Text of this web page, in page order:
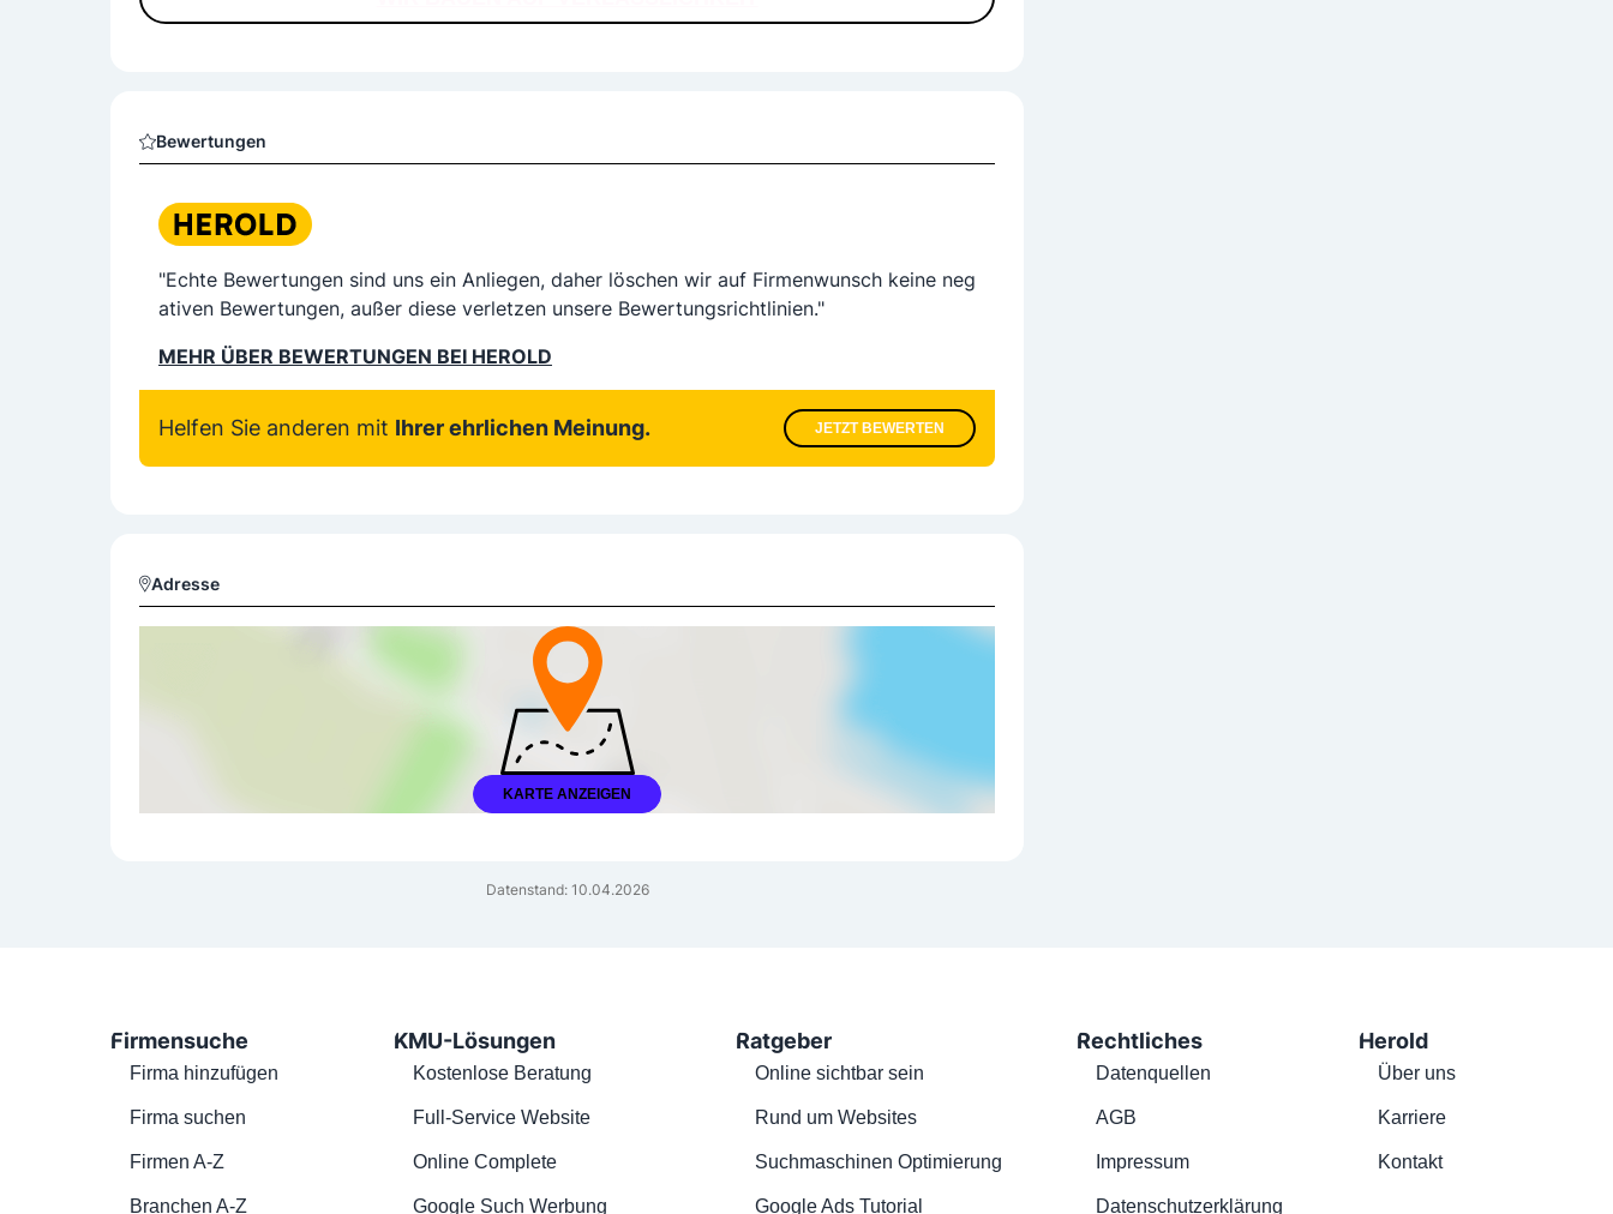
Bewertungen
"Echte Bewertungen sind uns ein Anliegen, daher löschen wir auf Firmenwunsch keine neg
ativen Bewertungen, außer diese verletzen unsere Bewertungsrichtlinien."
MEHR ÜBER BEWERTUNGEN BEI HEROLD
Helfen Sie anderen mit Ihrer ehrlichen Meinung. JETZT BEWERTEN
Adresse
KARTE ANZEIGEN
Datenstand: 10.04.2026
Firmensuche
Firma hinzufügen
Firma suchen
Firmen A-Z
Branchen A-Z
KMU-Lösungen
Kostenlose Beratung
Full-Service Website
Online Complete
Google Such Werbung
Ratgeber
Online sichtbar sein
Rund um Websites
Suchmaschinen Optimierung
Google Ads Tutorial
Rechtliches
Datenquellen
AGB
Impressum
Datenschutzerklärung
Herold
Über uns
Karriere
Kontakt